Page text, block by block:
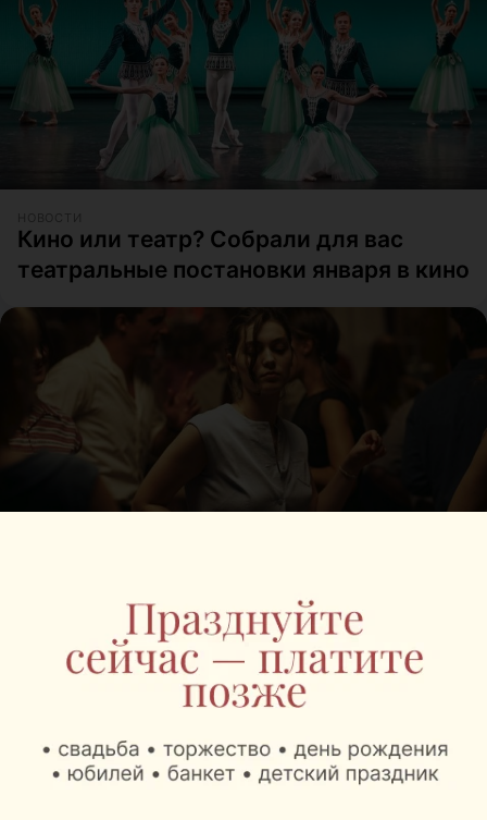
Кино или театр? Собрали для вас
театральные постановки января в кино
3 фестивальных фильма покажут в
Минске на большом экране